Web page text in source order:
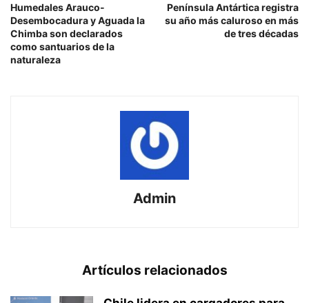
Humedales Arauco-
Desembocadura y Aguada la
Chimba son declarados
como santuarios de la
naturaleza
Península Antártica registra
su año más caluroso en más
de tres décadas
Admin
Artículos relacionados